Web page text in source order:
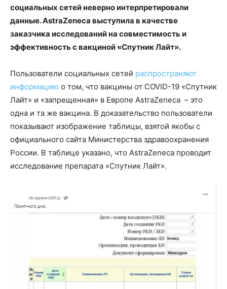
социальных сетей неверно интерпретировали
данные. AstraZeneca выступила в качестве
заказчика исследований на совместимость и
эффективность с вакциной «Спутник Лайт».
Пользователи социальных сетей распространяют
информацию о том, что вакцины от COVID-19 «Спутник
Лайт» и «запрещенная» в Европе AstraZeneca – это
одна и та же вакцина. В доказательство пользователи
показывают изображение таблицы, взятой якобы с
официального сайта Министерства здравоохранения
России. В таблице указано, что AstraZeneca проводит
исследование препарата «Спутник Лайт».